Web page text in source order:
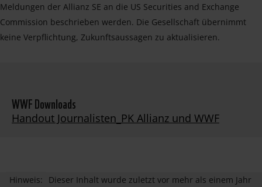
Meldungen der Allianz SE an die US Securities and Exchange
Commission beschrieben werden. Die Gesellschaft übernimmt
keine Verpflichtung, Zukunftsaussagen zu aktualisieren.
WWF Downloads
Handout Journalisten_PK Allianz und WWF
Hinweis:
Dieser Inhalt wurde zuletzt vor mehr als einem Jahr